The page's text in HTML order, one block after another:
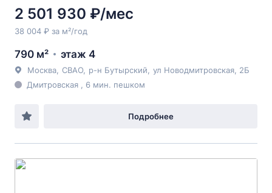
2 501 930 ₽/мес
38 004 ₽ за м²/год
790 м² этаж 4
Москва СВАО р-н Бутырский ул Новодмитровская , 2Б
Дмитровская , 6 мин. пешком
Подробнее